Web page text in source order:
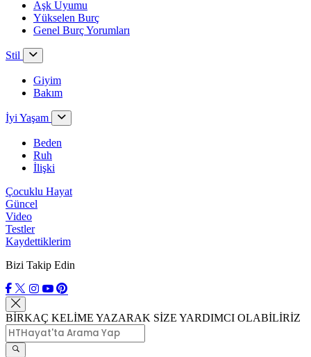
Aşk Uyumu
Yükselen Burç
Genel Burç Yorumları
Stil
Giyim
Bakım
İyi Yaşam
Beden
Ruh
İlişki
Çocuklu Hayat
Güncel
Video
Testler
Kaydettiklerim
Bizi Takip Edin
BİRKAÇ KELİME YAZARAK SİZE YARDIMCI OLABİLİRİZ